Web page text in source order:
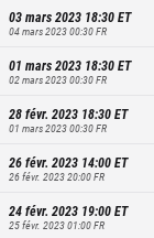
03 mars 2023 18:30ET
04 mars 2023 00:30FR
01 mars 2023 18:30ET
02 mars 2023 00:30FR
28 févr. 2023 18:30ET
01 mars 2023 00:30FR
26 févr. 2023 14:00ET
26 févr. 2023 20:00FR
24 févr. 2023 19:00ET
25 févr. 2023 01:00FR